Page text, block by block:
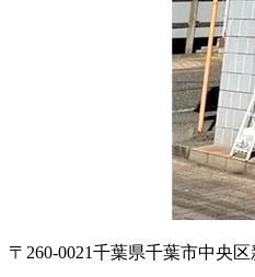
〒260-0021千葉県千葉市中央区